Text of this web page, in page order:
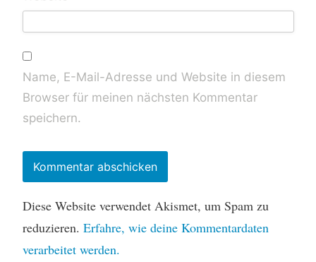
Name, E-Mail-Adresse und Website in diesem
Browser für meinen nächsten Kommentar
speichern.
Diese Website verwendet Akismet, um Spam zu
reduzieren. Erfahre, wie deine Kommentardaten
verarbeitet werden.